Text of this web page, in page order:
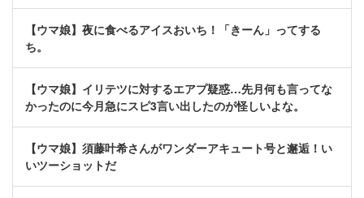
【ウマ娘】夜に食べるアイスおいち！「きーん」ってする
ち。
【ウマ娘】イリテツに対するエアプ疑惑…先月何も言ってな
かったのに今月急にスピ3言い出したのが怪しいよな。
【ウマ娘】須藤叶希さんがワンダーアキュート号と邂逅！い
いツーショットだ